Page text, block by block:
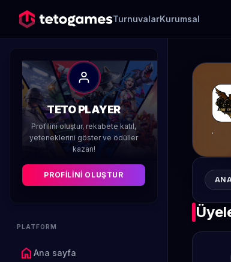
TurnuvalarKurumsal
TETO PLAYER
Profilini oluştur, rekabete katıl,
yeteneklerini göster ve ödüller
kazan!
PROFILINI OLUŞTUR
PLATFORM
home Ana sayfa
.